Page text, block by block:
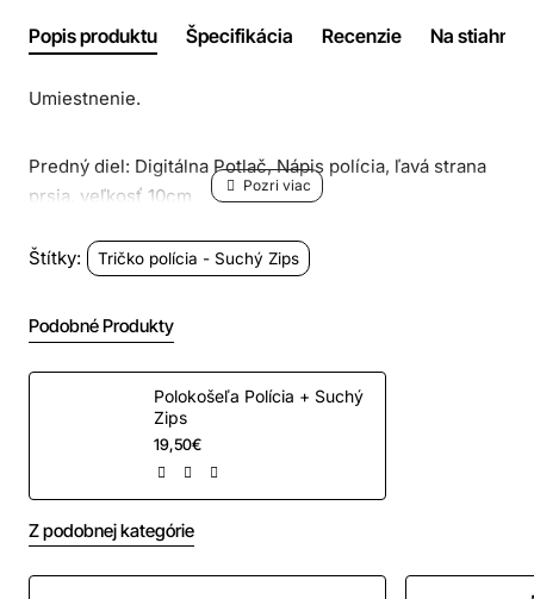
Popis produktu Špecifikácia Recenzie Na
Umiestnenie.
Predný diel: Digitálna Potlač, Nápis polícia, ľavá strana
prsia, veľkosť 10cm
Predný diel: Našitý Suchý Zips,
pravá strana prsia 125 x 400mm,
ľavá strana prsia 85 x 30mm
Zadný diel: Digitálna Potlač, nápis polícia, farba biela,
stred o veľkosti 27cm
Štítky: Tričko polícia - Suchý Zips
Podobné Produkty
Polokošeľa Polícia + Suchý
Zips
19,50€
Z podobnej kategórie